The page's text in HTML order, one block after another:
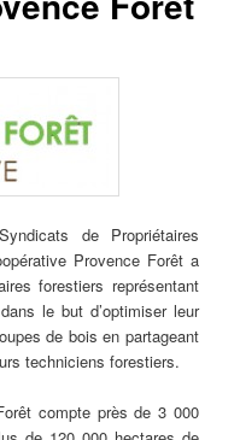
de Propriétaires
Provence Forêt a
forestiers représentant
le but d’optimiser leur
de bois en partageant
techniciens forestiers.
compte près de 3 000